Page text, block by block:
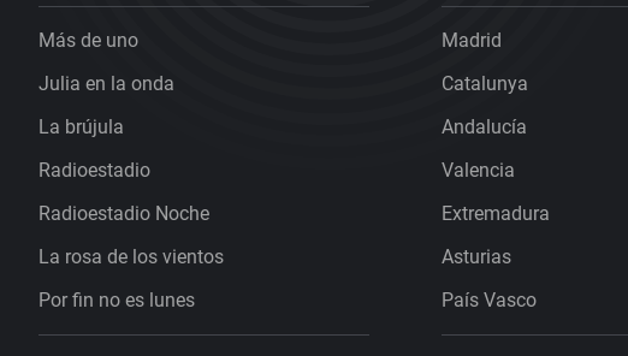
Más de uno
Julia en la onda
La brújula
Radioestadio
Radioestadio Noche
La rosa de los vientos
Por fin no es lunes
Madrid
Catalunya
Andalucía
Valencia
Extremadura
Asturias
País Vasco